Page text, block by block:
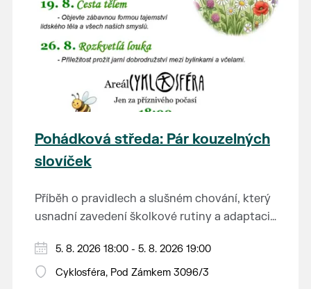
Pohádková středa: Pár kouzelných
slovíček
Příběh o pravidlech a slušném chování, který
usnadní zavedení školkové rutiny a adaptaci
Hraje se jen za příznivého počasí.
Vstupné dobrovolné.
5. 8. 2026 18:00 - 5. 8. 2026 19:00
Cyklosféra, Pod Zámkem 3096/3